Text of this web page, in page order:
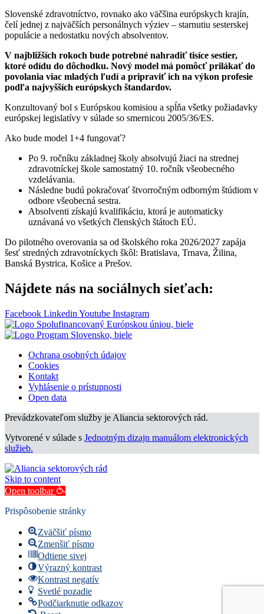
Slovenské zdravotníctvo, rovnako ako väčšina európskych krajín,
čelí jednej z najväčších personálnych výziev – starnutiu sesterskej
populácie a nedostatku nových absolventov.
V najbližších rokoch bude potrebné nahradiť tisíce sestier,
ktoré odídu do dôchodku. Nový model má pomôcť prilákať do
povolania viac mladých ľudí a pripraviť ich na výkon profesie
podľa najvyšších európskych štandardov.
Konzultovaný bol s Európskou komisiou a spĺňa všetky požiadavky
európskej legislatívy v súlade so smernicou 2005/36/ES.
Ako bude model 1+4 fungovať?
Po 9. ročníku základnej školy absolvujú žiaci na strednej
zdravotníckej škole samostatný 10. ročník všeobecného
vzdelávania.
Následne budú pokračovať štvorročným odborným štúdiom v
odbore všeobecná sestra.
Absolventi získajú kvalifikáciu, ktorá je automaticky
uznávaná vo všetkých členských štátoch EÚ.
Do pilotného overovania sa od školského roka 2026/2027 zapája
šesť stredných zdravotníckych škôl: Bratislava, Trnava, Žilina,
Banská Bystrica, Košice a Prešov.
Nájdete nás na sociálnych sieťach:
Facebook Linkedin Youtube Instagram
Ochrana osobných údajov
Cookies
Kontakt
Vyhlásenie o prístupnosti
Open data
Prevádzkovateľom služby je Aliancia sektorových rád.
Vytvorené v súlade s Jednotným dizajn manuálom elektronických
služieb.
Skip to content
Open toolbar
Prispôsobenie stránky
Zväčšiť písmo
Zmenšiť písmo
Odtiene sivej
Výrazný kontrast
Kontrast negatív
Svetlé pozadie
Podčiarknutie odkazov